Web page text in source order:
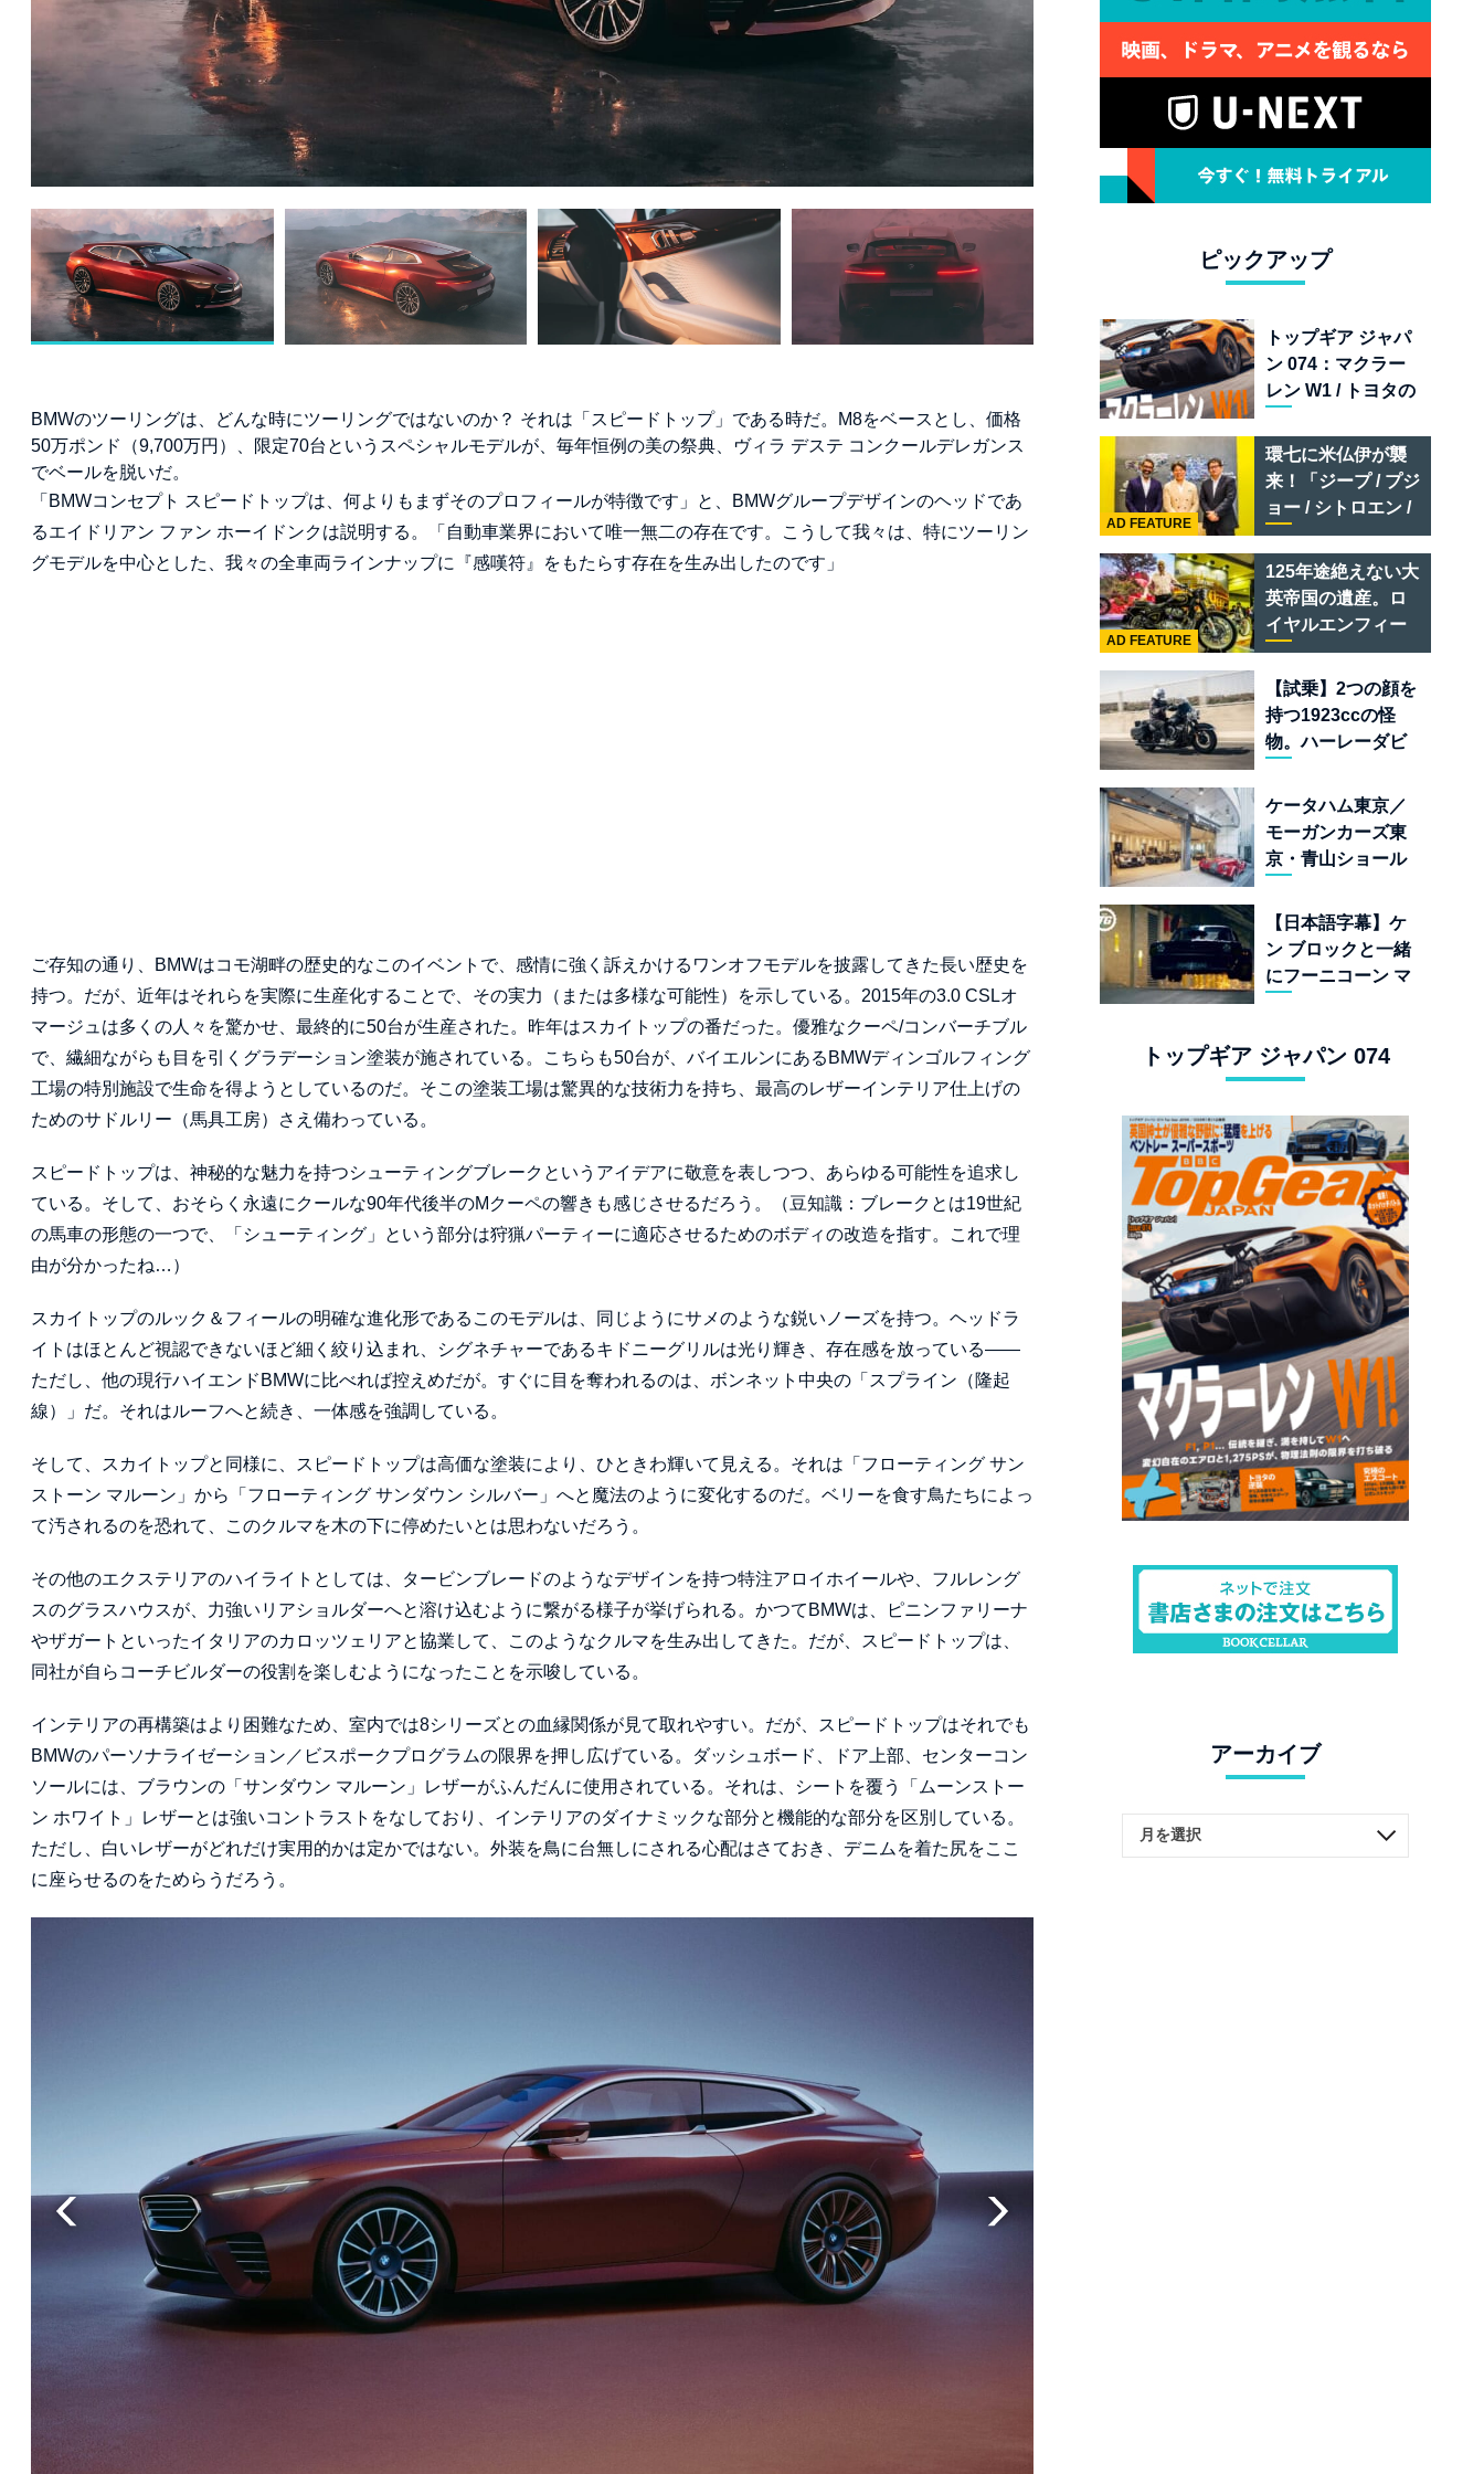
BMWのツーリングは、どんな時にツーリングではないのか？ それは「スピードトップ」である時だ。M8をベースとし、価格
50万ポンド（9,700万円）、限定70台というスペシャルモデルが、毎年恒例の美の祭典、ヴィラ デステ コンクールデレガンス
でベールを脱いだ。
「BMWコンセプト スピードトップは、何よりもまずそのプロフィールが特徴です」と、BMWグループデザインのヘッドであ
るエイドリアン ファン ホーイドンクは説明する。「自動車業界において唯一無二の存在です。こうして我々は、特にツーリン
グモデルを中心とした、我々の全車両ラインナップに『感嘆符』をもたらす存在を生み出したのです」
ご存知の通り、BMWはコモ湖畔の歴史的なこのイベントで、感情に強く訴えかけるワンオフモデルを披露してきた長い歴史を
持つ。だが、近年はそれらを実際に生産化することで、その実力（または多様な可能性）を示している。2015年の3.0 CSLオ
マージュは多くの人々を驚かせ、最終的に50台が生産された。昨年はスカイトップの番だった。優雅なクーペ/コンバーチブル
で、繊細ながらも目を引くグラデーション塗装が施されている。こちらも50台が、バイエルンにあるBMWディンゴルフィング
工場の特別施設で生命を得ようとしているのだ。そこの塗装工場は驚異的な技術力を持ち、最高のレザーインテリア仕上げの
ためのサドルリー（馬具工房）さえ備わっている。
スピードトップは、神秘的な魅力を持つシューティングブレークというアイデアに敬意を表しつつ、あらゆる可能性を追求し
ている。そして、おそらく永遠にクールな90年代後半のMクーペの響きも感じさせるだろう。（豆知識：ブレークとは19世紀
の馬車の形態の一つで、「シューティング」という部分は狩猟パーティーに適応させるためのボディの改造を指す。これで理
由が分かったね…）
スカイトップのルック＆フィールの明確な進化形であるこのモデルは、同じようにサメのような鋭いノーズを持つ。ヘッドラ
イトはほとんど視認できないほど細く絞り込まれ、シグネチャーであるキドニーグリルは光り輝き、存在感を放っている――
ただし、他の現行ハイエンドBMWに比べれば控えめだが。すぐに目を奪われるのは、ボンネット中央の「スプライン（隆起
線）」だ。それはルーフへと続き、一体感を強調している。
そして、スカイトップと同様に、スピードトップは高価な塗装により、ひときわ輝いて見える。それは「フローティング サン
ストーン マルーン」から「フローティング サンダウン シルバー」へと魔法のように変化するのだ。ベリーを食す鳥たちによっ
て汚されるのを恐れて、このクルマを木の下に停めたいとは思わないだろう。
その他のエクステリアのハイライトとしては、タービンブレードのようなデザインを持つ特注アロイホイールや、フルレング
スのグラスハウスが、力強いリアショルダーへと溶け込むように繋がる様子が挙げられる。かつてBMWは、ピニンファリーナ
やザガートといったイタリアのカロッツェリアと協業して、このようなクルマを生み出してきた。だが、スピードトップは、
同社が自らコーチビルダーの役割を楽しむようになったことを示唆している。
インテリアの再構築はより困難なため、室内では8シリーズとの血縁関係が見て取れやすい。だが、スピードトップはそれでも
BMWのパーソナライゼーション／ビスポークプログラムの限界を押し広げている。ダッシュボード、ドア上部、センターコン
ソールには、ブラウンの「サンダウン マルーン」レザーがふんだんに使用されている。それは、シートを覆う「ムーンストー
ン ホワイト」レザーとは強いコントラストをなしており、インテリアのダイナミックな部分と機能的な部分を区別している。
ただし、白いレザーがどれだけ実用的かは定かではない。外装を鳥に台無しにされる心配はさておき、デニムを着た尻をここ
に座らせるのをためらうだろう。
ピックアップ
トップギア ジャパ
ン 074：マクラー
レン W1 / トヨタの
ー戦略 /フェラーリ
849 テスタロッサ /
テメラリオ /ベント
レー スーパースポ
ーツ
環七に米仏伊が襲
来！「ジープ / プジ
ョー / シトロエン /
フィアット / アバル
ト足立」はクルマ
のセレクトショッ
プである
AD FEATURE
125年途絶えない大
英帝国の遺産。ロ
イヤルエンフィー
ルド責任者に訊
く、新型
「BULLET 650」
と“時間の質”を愛
する理由
AD FEATURE
【試乗】2つの顔を
持つ1923ccの怪
物。ハーレーダビ
ォーキーエイト
117」の深淵を覗く
ケータハム東京／
モーガンカーズ東
京・青山ショール
「移動手段」では
なく「人生」だ
【日本語字幕】ケ
ン ブロックと一緒
にフーニコーン マ
トップギア ジャパン 074
アーカイブ